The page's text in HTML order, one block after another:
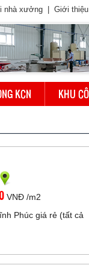
nhà xưởng Giới thiệu
KCN KHU
VNĐ /m2
Phúc giá rẻ (tất cả